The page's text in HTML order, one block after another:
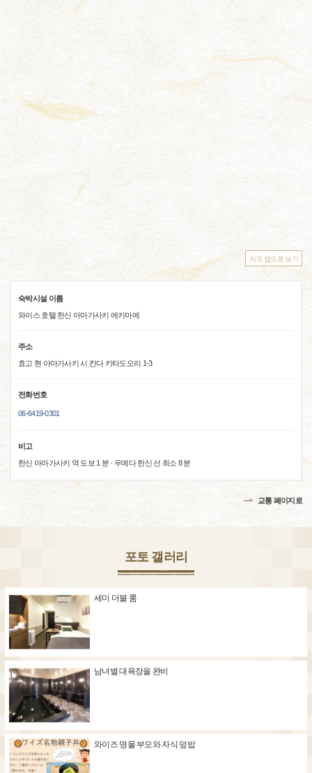
지도 앱으로 보기
숙박시설 이름
와이스 호텔 한신 아마가사키 에키마에
주소
효고 현 아마가사키 시 칸다 키타도오리 1-3
전화번호
06-6419-0301
비고
한신 아마가사키 역 도보 1 분 · 우메다 한신 선 최소 8 분
교통 페이지로
포토 갤러리
세미 더블 룸
남녀별 대욕장을 완비
와이즈 명물 부모와 자식 덮밥